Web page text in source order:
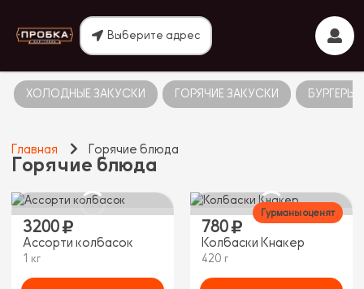
Выберите адрес
ХОЛОДНЫЕ ЗАКУСКИ ГОРЯЧИЕ ЗАКУСКИ БУРГЕРЫ
Главная Горячие блюда
Горячие блюда
3200
Ассорти колбасок
1 кг
780
Колбаски Кнакер
420 г
Гурманы оценят